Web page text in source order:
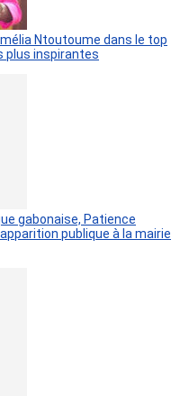
Ntoutoume dans le top
plus inspirantes
gabonaise, Patience
publique à la mairie